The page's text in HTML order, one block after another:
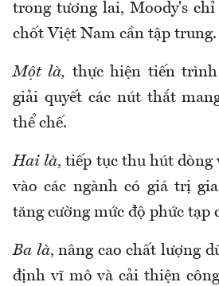
trong tương lai, Moody's
chốt Việt Nam cần tập trung.
Một là, thực hiện tiến
giải quyết các nút thắt
thể chế.
Hai là, tiếp tục thu hút dòng
vào các ngành có giá trị
tăng cường mức độ phức tạp
Ba là, nâng cao chất lượng
định vĩ mô và cải thiện